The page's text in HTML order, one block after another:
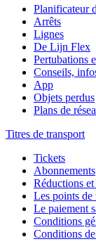
Planificateur
Arrêts
Lignes
De Lijn Flex
Pertubations
Conseils,
App
Objets perdus
Plans de
Titres de transport
Tickets
Abonnements
Réductions
Les points de
Le paiement
Conditions
Conditions